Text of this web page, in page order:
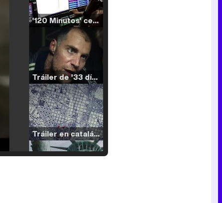
'120 Minutos' celebra sus 2.000 programas en Telemadrid con un vídeo del día a día en la redacción
Tráiler de '33 días', la nueva serie de Atresplayer con Julián Villagrán y José Manuel Poga
Tráiler en catalán de 'Ravalear', la nueva serie de HBO Max sobre los fondos buitre